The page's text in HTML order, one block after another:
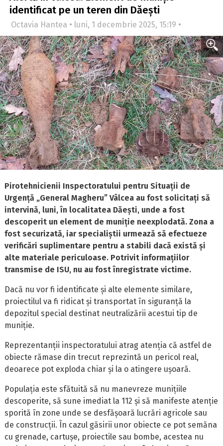
identificat pe un teren din Dăești
Octavia Hantea • luni, 1 decembrie 2025, 15:19 •
Pirotehnicienii Inspectoratului pentru Situații de
Urgență „General Magheru” Vâlcea au fost solicitați să
intervină, luni, în localitatea Dăești, unde a fost
descoperit un element de muniție neexplodată. Zona a
fost securizată, iar specialiștii urmează să efectueze
verificări suplimentare pentru a stabili dacă există și
alte materiale periculoase. Potrivit informațiilor
transmise de ISU, nu au fost înregistrate victime.
Dacă nu vor fi identificate și alte elemente similare,
proiectilul va fi ridicat și transportat în siguranță la
depozitul special destinat neutralizării acestui tip de
muniție.
Reprezentanții inspectoratului atrag atenția că astfel de
obiecte rămase din trecut reprezintă un pericol real,
deoarece pot exploda chiar și la o atingere ușoară.
Populația este sfătuită să nu manevreze munițiile
descoperite, să sune imediat la 112 și să manifeste atenție
sporită în zone unde se desfășoară lucrări agricole sau
de construcții. În cazul găsirii unor obiecte ce pot semăna
cu grenade, cartușe, proiectile sau bombe, acestea nu